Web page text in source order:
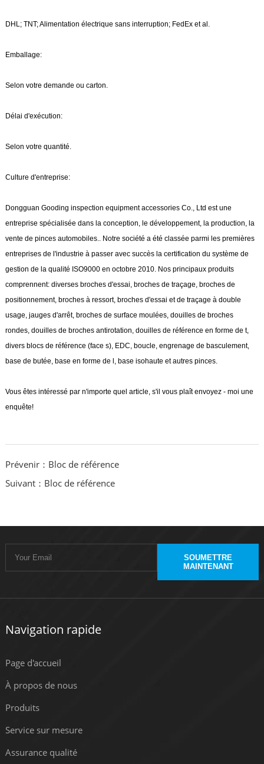
DHL; TNT; Alimentation électrique sans interruption; FedEx et al.
Emballage:
Selon votre demande ou carton.
Délai d'exécution:
Selon votre quantité.
Culture d'entreprise:
Dongguan Gooding inspection equipment accessories Co., Ltd est une
entreprise spécialisée dans la conception, le développement, la production, la
vente de pinces automobiles.. Notre société a été classée parmi les premières
entreprises de l'industrie à passer avec succès la certification du système de
gestion de la qualité ISO9000 en octobre 2010. Nos principaux produits
comprennent: diverses broches d'essai, broches de traçage, broches de
positionnement, broches à ressort, broches d'essai et de traçage à double
usage, jauges d'arrêt, broches de surface moulées, douilles de broches
rondes, douilles de broches antirotation, douilles de référence en forme de t,
divers blocs de référence (face s), EDC, boucle, engrenage de basculement,
base de butée, base en forme de l, base isohaute et autres pinces.
Vous êtes intéressé par n'importe quel article, s'il vous plaît envoyez - moi une
enquête!
Prévenir：Bloc de référence
Suivant：Bloc de référence
SOUMETTRE
MAINTENANT
Navigation rapide
Page d'accueil
À propos de nous
Produits
Service sur mesure
Assurance qualité